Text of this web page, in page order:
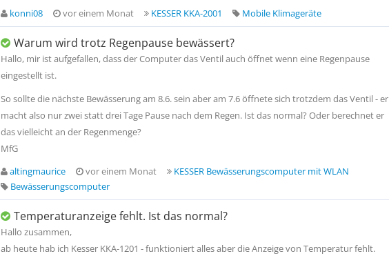
konni08
vor einem Monat KESSER KKA-2001 Mobile Klimageräte
Warum wird trotz Regenpause bewässert?
Hallo, mir ist aufgefallen, dass der Computer das Ventil auch öffnet wenn eine Regenpause
eingestellt ist.
So sollte die nächste Bewässerung am 8.6. sein aber am 7.6 öffnete sich trotzdem das Ventil - er
macht also nur zwei statt drei Tage Pause nach dem Regen. Ist das normal? Oder berechnet er
das vielleicht an der Regenmenge?
MfG
altingmaurice
vor einem Monat
KESSER Bewässerungscomputer mit WLAN
Bewässerungscomputer
Temperaturanzeige fehlt. Ist das normal?
Hallo zusammen,
ab heute hab ich Kesser KKA-1201 - funktioniert alles aber die Anzeige von Temperatur fehlt.